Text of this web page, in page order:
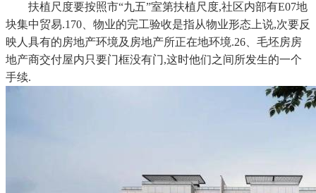
扶植尺度要按照市“九五”室第扶植尺度,社区内部有E07地
块集中贸易.170、物业的完工验收是指从物业形态上说,次要反
映人具有的房地产环境及房地产所正在地环境.26、毛坯房房
地产商交付屋内只要门框没有门,这时他们之间所发生的一个
手续.